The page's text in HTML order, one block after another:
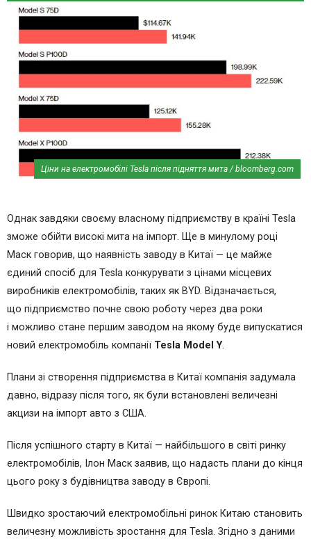
Ціни на електромобілі Tesla після підняття мита / bloomberg.com
Однак завдяки своєму власному підприємству в країні Tesla
зможе обійти високі мита на імпорт. Ще в минулому році
Маск говорив, що наявність заводу в Китаї — це майже
єдиний спосіб для Tesla конкурувати з цінами місцевих
виробників електромобілів, таких як BYD. Відзначається,
що підприємство почне свою роботу через два роки
і можливо стане першим заводом на якому буде випускатися
новий електромобіль компанії Tesla Model Y.
Плани зі створення підприємства в Китаї компанія задумала
давно, відразу після того, як були встановлені величезні
акцизи на імпорт авто з США.
Після успішного старту в Китаї — найбільшого в світі ринку
електромобілів, Ілон Маск заявив, що надасть плани до кінця
цього року з будівництва заводу в Європі.
Швидко зростаючий електромобільні ринок Китаю становить
величезну можливість зростання для Tesla. Згідно з даними